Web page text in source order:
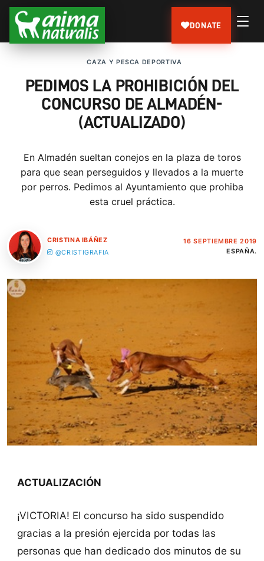
DONATE
CAZA Y PESCA DEPORTIVA
PEDIMOS LA PROHIBICIÓN DEL
CONCURSO DE ALMADÉN-
(ACTUALIZADO)
En Almadén sueltan conejos en la plaza de toros
para que sean perseguidos y llevados a la muerte
por perros. Pedimos al Ayuntamiento que prohiba
esta cruel práctica.
CRISTINA IBÁÑEZ
@CRISTIGRAFIA
16 SEPTIEMBRE 2019
ESPAÑA.
ACTUALIZACIÓN
¡VICTORIA! El concurso ha sido suspendido
gracias a la presión ejercida por todas las
personas que han dedicado dos minutos de su